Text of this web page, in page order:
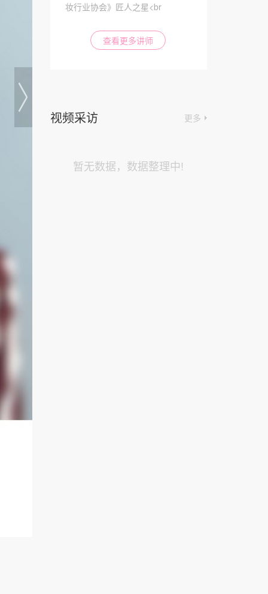
妆行业协会》匠人之星<br
查看更多讲师
更多
视频采访
暂无数据，数据整理中!